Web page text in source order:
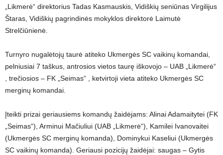
„Likmerė“ direktorius Tadas Kasmauskis, Vidiškių seniūnas Virgilijus
Štaras, Vidiškių pagrindinės mokyklos direktorė Laimutė
Strelčiūnienė.
Turnyro nugalėtojų taurė atiteko Ukmergės SC vaikinų komandai,
pelniusiai 7 taškus, antrosios vietos taurę iškovojo – UAB „Likmerė“
, trečiosios – FK „Seimas“ , ketvirtoji vieta atiteko Ukmergės SC
merginų komandai.
Įteikti prizai geriausiems komandų žaidėjams: Alinai Adamaitytei (FK
„Seimas“), Arminui Mačiuliui (UAB „Likmerė“), Kamilei Ivanovaitei
(Ukmergės SC merginų komanda), Dominykui Kaseliui (Ukmergės
SC vaikinų komanda). Geriausi pozicijų žaidėjai: saugas – Gytis